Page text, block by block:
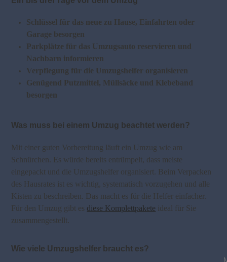
Schlüssel für das neue zu Hause, Einfahrten oder
Garage besorgen
Parkplätze für das Umzugsauto reservieren und
Nachbarn informieren
Verpflegung für die Umzugshelfer organisieren
Genügend Putzmittel, Müllsäcke und Klebeband
besorgen
Was muss bei einem Umzug beachtet werden?
Mit einer guten Vorbereitung läuft ein Umzug wie am
Schnürchen. Es würde bereits entrümpelt, dass meiste
eingepackt und die Umzugshelfer organisiert. Beim Verpacken
des Hausrates ist es wichtig, systematisch vorzugehen und alle
Kisten zu beschreiben. Das macht es für die Helfer einfacher.
Für den Umzug gibt es diese Komplettpakete ideal für Sie
zusammengestellt.
Wie viele Umzugshelfer braucht es?